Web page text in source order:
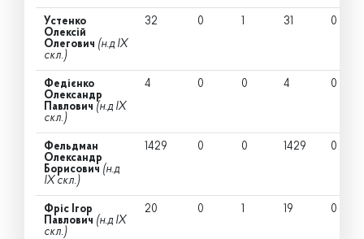
Устенко
Олексій
Олегович (н.д IX
скл.)
32 0 1 31 0
Федієнко
Олександр
Павлович (н.д IX
скл.)
4 0 0 4 0
Фельдман
Олександр
Борисович (н.д
IX скл.)
1429 0 0 1429 0
Фріс Ігор
Павлович (н.д IX
скл.)
20 0 1 19 0